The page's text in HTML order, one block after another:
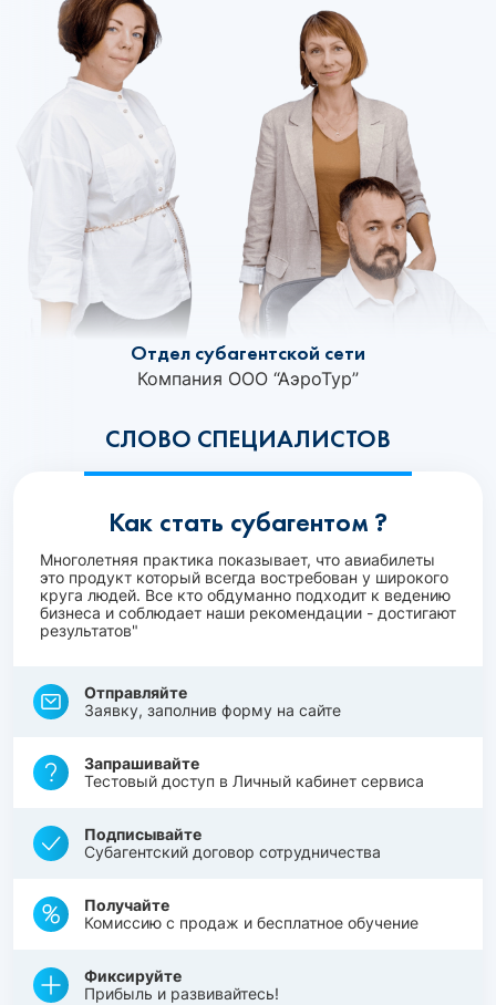
СЛОВО СПЕЦИАЛИСТОВ
Отдел субагентской сети
Компания ООО “АэроТур”
Как стать субагентом ?
Многолетняя практика показывает, что авиабилеты
это продукт который всегда востребован у широкого
круга людей. Все кто обдуманно подходит к ведению
бизнеса и соблюдает наши рекомендации - достигают
результатов"
Отправляйте
Заявку, заполнив форму на сайте
Запрашивайте
Тестовый доступ в Личный кабинет сервиса
Подписывайте
Субагентский договор сотрудничества
Получайте
Комиссию с продаж и бесплатное обучение
Фиксируйте
Прибыль и развивайтесь!